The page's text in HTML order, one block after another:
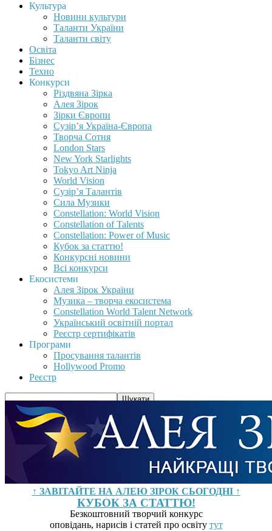
Культура
Новини культури
Таланти України
Таланти світу
Освіта
Бізнес
Техно
Конкурси
Різдвяна Зірка
Алея Зірок
Зірки Європи
Сузір’я Україна-Європа
Творча Сотня
London Stars
New York Starlights
Tokyo Art Ninja
World Vision
Сузір’я Талантів
Сила Музики
Constellation: World Vision
Constellation of Talents
Constellation: Power of Music
Кубок за статтю!
Конкурсні новини
Всі конкурси
Екосистеми
Алея Зірок України
Музика – творча екосистема
Constellation World Talent Network
Український освітній портал
Реєстр сертифікатів
Програми
Просування талантів
Hollywood Promo
Реєстр
↑ ЗАВІТАЙТЕ НА АЛЕЮ ЗІРОК СЬОГОДНІ ↑
КУБОК ЗА СТАТТЮ!
Безкоштовний творчий конкурс
оповідань, нарисів і статей про освіту тут